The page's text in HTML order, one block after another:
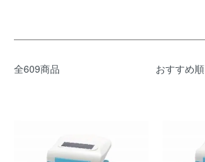
全609商品 おすすめ順